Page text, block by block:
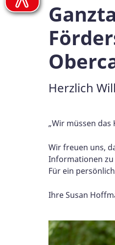
Herzlich
„Wir müssen das
Wir freuen uns,
Informationen zu
Für ein
Ihre Susan